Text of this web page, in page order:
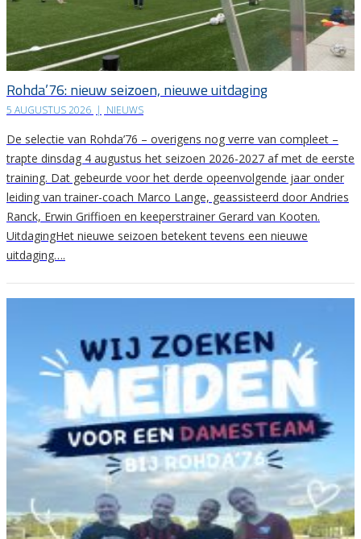
Rohda’76: nieuw seizoen, nieuwe uitdaging
5 AUGUSTUS 2026 | NIEUWS
De selectie van Rohda’76 – overigens nog verre van compleet –
trapte dinsdag 4 augustus het seizoen 2026-2027 af met de eerste
training. Dat gebeurde voor het derde opeenvolgende jaar onder
leiding van trainer-coach Marco Lange, geassisteerd door Andries
Ranck, Erwin Griffioen en keeperstrainer Gerard van Kooten.
UitdagingHet nieuwe seizoen betekent tevens een nieuwe
uitdaging….